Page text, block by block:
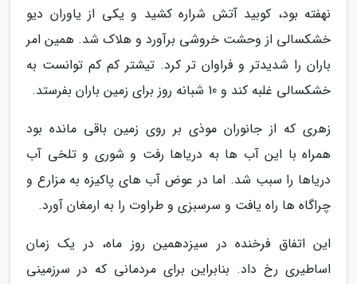
نهفته بود، کوبید آتش شراره کشید و یکی از یاوران دیو
خشکسالی از وحشت خروشی برآورد و هلاک شد. همین امر
باران را شدیدتر و فراوان تر کرد. تیشتر کم کم توانست به
خشکسالی غلبه کند و 10 شبانه روز برای زمین باران بفرستد.
زهری که از جانوران موذی بر روی زمین باقی مانده بود
همراه با این آب ها به دریاها رفت و شوری و تلخی آب
دریاها را سبب شد. اما در عوض آب های پاکیزه به مزارع و
چراگاه ها راه یافت و سرسبزی و طراوت را به ارمغان آورد.
این اتفاق فرخنده در سیزدهمین روز ماه، در یک زمان
اساطیری رخ داد. بنابراین برای مردمانی که در سرزمینی